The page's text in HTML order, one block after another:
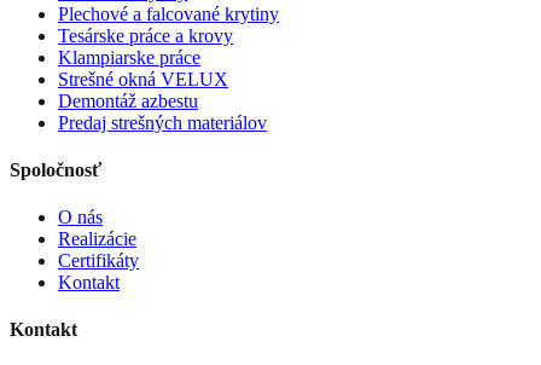
Plechové a falcované krytiny
Tesárske práce a krovy
Klampiarske práce
Strešné okná VELUX
Demontáž azbestu
Predaj strešných materiálov
Spoločnosť
O nás
Realizácie
Certifikáty
Kontakt
Kontakt